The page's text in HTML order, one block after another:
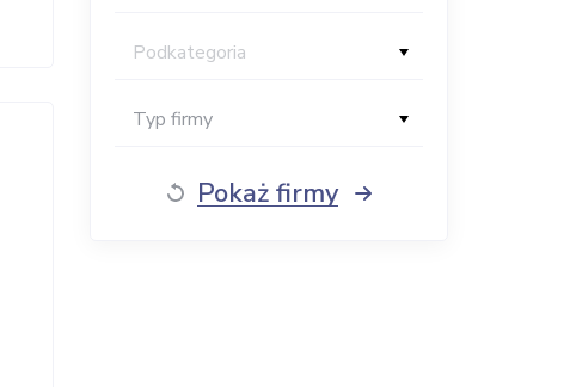
Podkategoria
Typ firmy
Pokaż firmy